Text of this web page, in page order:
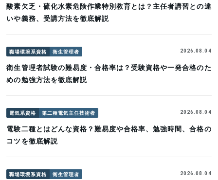
酸素欠乏・硫化水素危険作業特別教育とは？主任者講習との違
いや義務、受講方法を徹底解説
職場環境系資格 衛生管理者 2026.08.04
衛生管理者試験の難易度・合格率は？受験資格や一発合格のた
めの勉強方法を徹底解説
電気系資格 第二種電気主任技術者 2026.08.04
電験二種とはどんな資格？難易度や合格率、勉強時間、合格の
コツを徹底解説
職場環境系資格 衛生管理者 2026.08.04